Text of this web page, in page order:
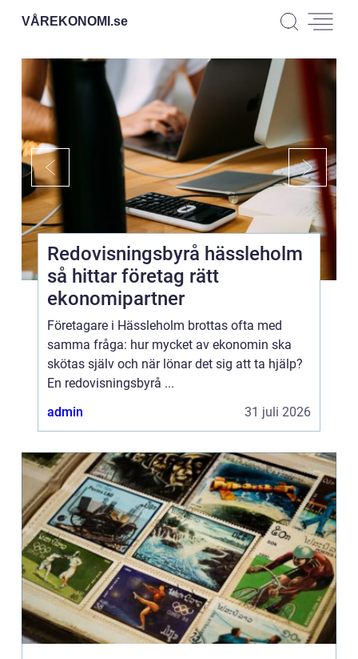
VÅREKONOMI.se
Redovisningsbyrå hässleholm
så hittar företag rätt
ekonomipartner
Företagare i Hässleholm brottas ofta med
samma fråga: hur mycket av ekonomin ska
skötas själv och när lönar det sig att ta hjälp?
En redovisningsbyrå ...
admin
31 juli 2026